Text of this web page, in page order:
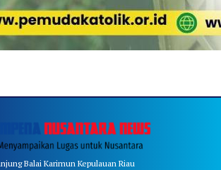
Balai Karimun Kepulauan Riau